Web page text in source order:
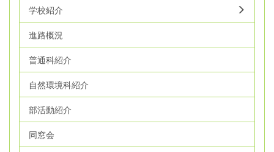
学校紹介
進路概況
普通科紹介
自然環境科紹介
部活動紹介
同窓会